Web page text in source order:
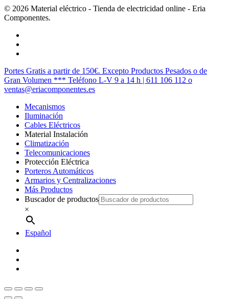
© 2026 Material eléctrico - Tienda de electricidad online - Eria
Componentes.
Cerrar
Menú
Portes Gratis a partir de 150€. Excepto Productos Pesados o de
Gran Volumen *** Teléfono L-V 9 a 14 h | 611 106 112 o
ventas@eriacomponentes.es
Mecanismos
Iluminación
Cables Eléctricos
Material Instalación
Climatización
Telecomunicaciones
Protección Eléctrica
Porteros Automáticos
Armarios y Centralizaciones
Más Productos
Buscador de productos
×
Español